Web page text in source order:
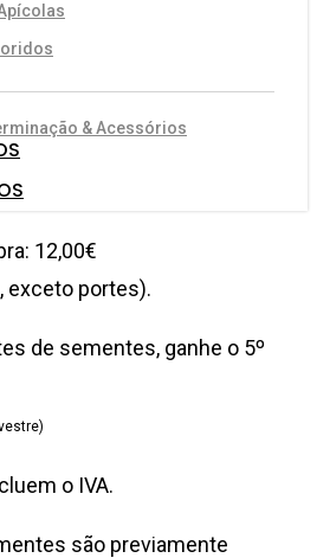
& Acessórios
12,00€
exceto portes).
de sementes, ganhe o 5º
o IVA.
são previamente